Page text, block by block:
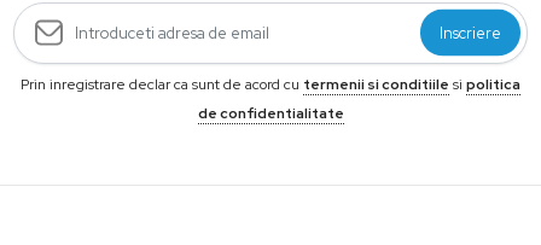
Inscriere
Prin inregistrare declar ca sunt de acord cu termenii si conditiile si politica
de confidentialitate